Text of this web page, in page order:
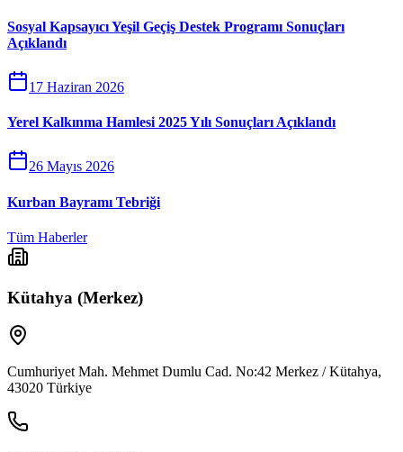
Sosyal Kapsayıcı Yeşil Geçiş Destek Programı Sonuçları
Açıklandı
17 Haziran 2026
Yerel Kalkınma Hamlesi 2025 Yılı Sonuçları Açıklandı
26 Mayıs 2026
Kurban Bayramı Tebriği
Tüm Haberler
Kütahya (Merkez)
Cumhuriyet Mah. Mehmet Dumlu Cad. No:42 Merkez / Kütahya,
43020 Türkiye